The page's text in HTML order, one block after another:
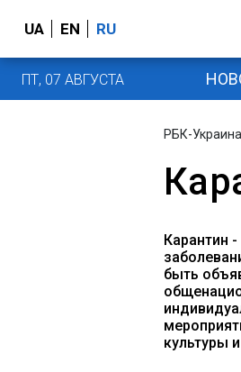
UA EN RU
ПТ, 07 АВГУСТА
РБК-Украина
Карантин
быть
культуры